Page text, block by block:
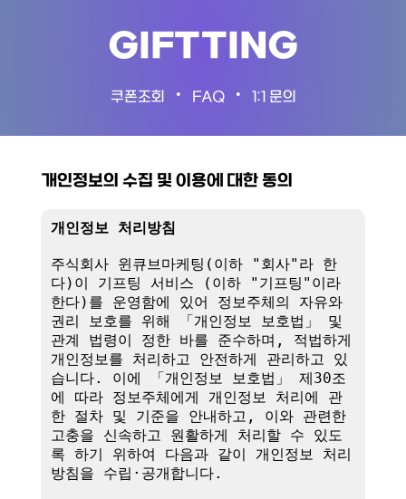
GIFTTING
쿠폰조회 • FAQ • 1:1 문의
개인정보의 수집 및 이용에 대한 동의
개인정보 처리방침
주식회사 윈큐브마케팅(이하 "회사"라 한
다)이 기프팅 서비스 (이하 "기프팅"이라
한다)를 운영함에 있어 정보주체의 자유와
권리 보호를 위해 「개인정보 보호법」 및
관계 법령이 정한 바를 준수하며, 적법하게
개인정보를 처리하고 안전하게 관리하고 있
습니다. 이에 「개인정보 보호법」 제30조
에 따라 정보주체에게 개인정보 처리에 관
한 절차 및 기준을 안내하고, 이와 관련한
고충을 신속하고 원활하게 처리할 수 있도
록 하기 위하여 다음과 같이 개인정보 처리
방침을 수립·공개합니다.